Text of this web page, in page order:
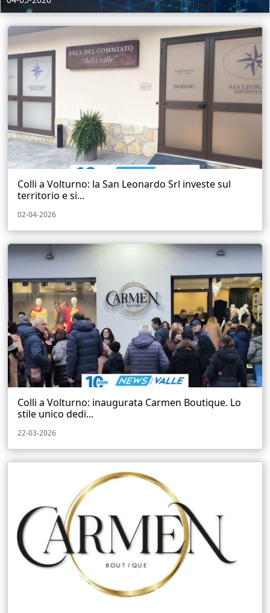
Colli a Volturno: la San Leonardo Srl investe sul
territorio e si...
02-04-2026
Colli a Volturno: inaugurata Carmen Boutique. Lo
stile unico dedi...
22-03-2026